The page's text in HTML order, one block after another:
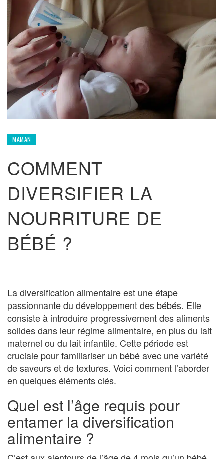
MAMAN
COMMENT
DIVERSIFIER LA
NOURRITURE DE
BÉBÉ ?
La diversification alimentaire est une étape
passionnante du développement des bébés. Elle
consiste à introduire progressivement des aliments
solides dans leur régime alimentaire, en plus du lait
maternel ou du lait infantile. Cette période est
cruciale pour familiariser un bébé avec une variété
de saveurs et de textures. Voici comment l’aborder
en quelques éléments clés.
Quel est l’âge requis pour
entamer la diversification
alimentaire ?